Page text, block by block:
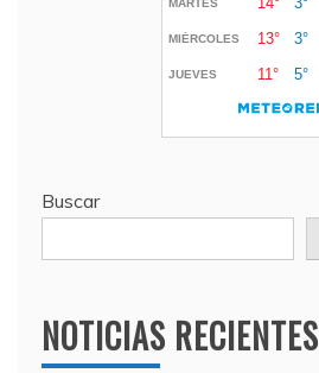
Buscar
NOTICIAS RECIENTES